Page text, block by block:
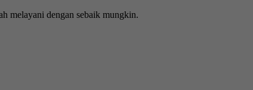
melayani dengan sebaik mungkin.